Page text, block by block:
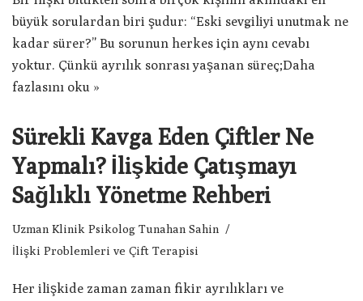
büyük sorulardan biri şudur: “Eski sevgiliyi unutmak ne
kadar sürer?” Bu sorunun herkes için aynı cevabı
yoktur. Çünkü ayrılık sonrası yaşanan süreç;Daha
fazlasını oku »
Sürekli Kavga Eden Çiftler Ne
Yapmalı? İlişkide Çatışmayı
Sağlıklı Yönetme Rehberi
Uzman Klinik Psikolog Tunahan Sahin
İlişki Problemleri ve Çift Terapisi
Her ilişkide zaman zaman fikir ayrılıkları ve